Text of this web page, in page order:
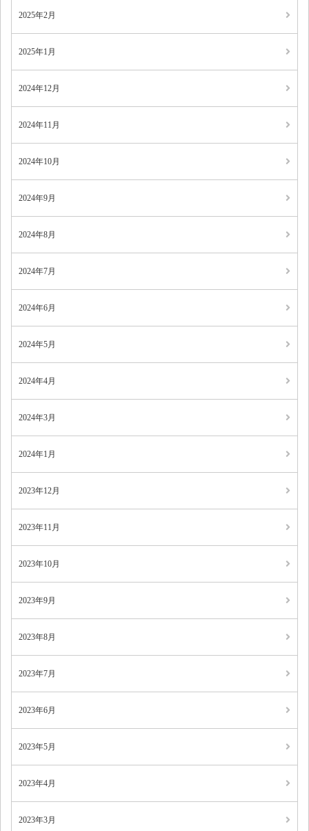
2025年2月
2025年1月
2024年12月
2024年11月
2024年10月
2024年9月
2024年8月
2024年7月
2024年6月
2024年5月
2024年4月
2024年3月
2024年1月
2023年12月
2023年11月
2023年10月
2023年9月
2023年8月
2023年7月
2023年6月
2023年5月
2023年4月
2023年3月